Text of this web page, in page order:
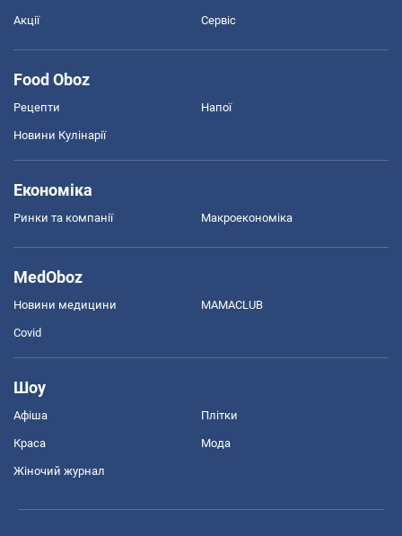
Акції Сервіс
Food Oboz
Рецепти Напої
Новини Кулінарії
Економіка
Ринки та компанії Макроекономіка
MedOboz
Новини медицини MAMACLUB
Covid
Шоу
Афіша Плітки
Краса Мода
Жіночий журнал